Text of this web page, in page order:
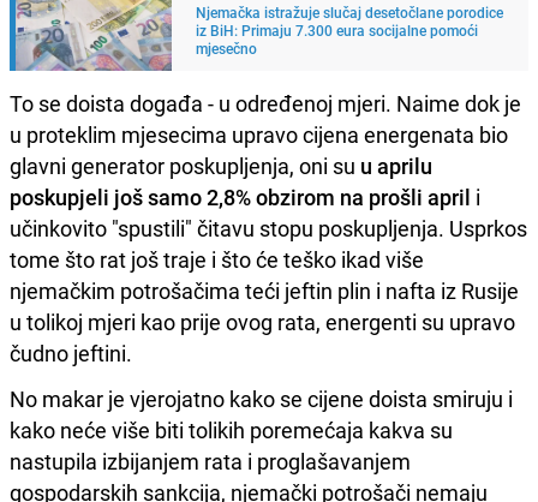
Njemačka istražuje slučaj desetočlane porodice
iz BiH: Primaju 7.300 eura socijalne pomoći
mjesečno
To se doista događa - u određenoj mjeri. Naime dok je
u proteklim mjesecima upravo cijena energenata bio
glavni generator poskupljenja, oni su u aprilu
poskupjeli još samo 2,8% obzirom na prošli april i
učinkovito "spustili" čitavu stopu poskupljenja. Usprkos
tome što rat još traje i što će teško ikad više
njemačkim potrošačima teći jeftin plin i nafta iz Rusije
u tolikoj mjeri kao prije ovog rata, energenti su upravo
čudno jeftini.
No makar je vjerojatno kako se cijene doista smiruju i
kako neće više biti tolikih poremećaja kakva su
nastupila izbijanjem rata i proglašavanjem
gospodarskih sankcija, njemački potrošači nemaju